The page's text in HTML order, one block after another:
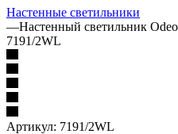
Настенные светильники
—Настенный светильник
7191/2WL
Артикул: 7191/2WL